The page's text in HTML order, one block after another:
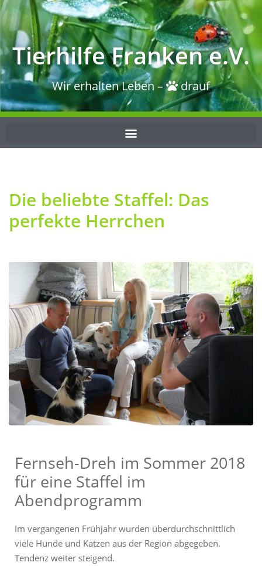
Tierhilfe Franken e.V.
Wir erhalten Leben – drauf
Die beliebte Staffel: Das
perfekte Herrchen
Fernseh-Dreh im Sommer 2018
für eine Staffel im
Abendprogramm
Im vergangenen Frühjahr wurden überdurchschnittlich
viele Hunde und Katzen aus der Region abgegeben.
Tendenz weiter steigend.